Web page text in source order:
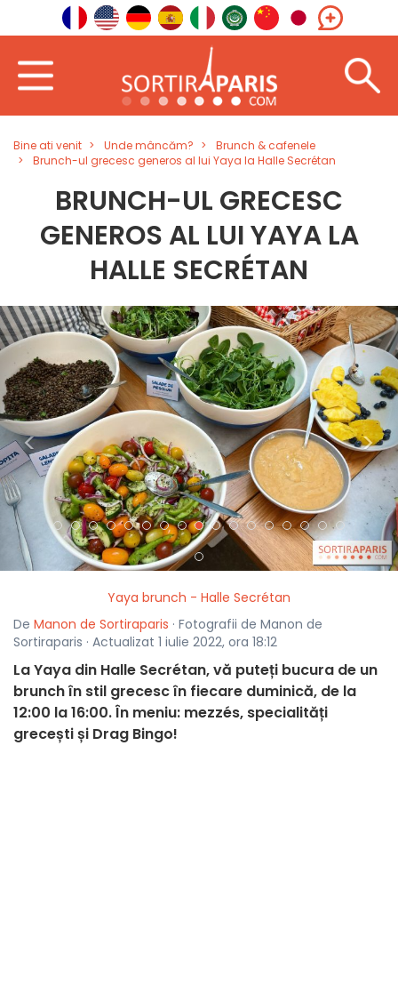
Bine ati venit Unde mâncăm?
Brunch & cafenele
Brunch-ul grecesc generos al lui Yaya la Halle Secrétan
BRUNCH-UL GRECESC
GENEROS AL LUI YAYA LA
HALLE SECRÉTAN
< >
Yaya brunch - Halle Secrétan
De Manon de Sortiraparis · Fotografii de Manon de
Sortiraparis · Actualizat 1 iulie 2022, ora 18:12
La Yaya din Halle Secrétan, vă puteți bucura de un
brunch în stil grecesc în fiecare duminică, de la
12:00 la 16:00. În meniu: mezzés, specialități
grecești și Drag Bingo!